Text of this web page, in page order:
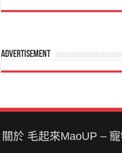
Advertisement
關於 毛起來MaoUP –